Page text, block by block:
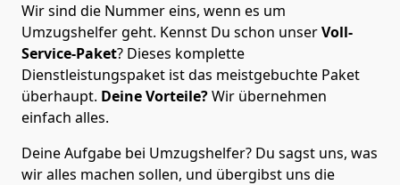
Wir sind die Nummer eins, wenn es um
Umzugshelfer geht. Kennst Du schon unserVoll-
Service-Paket? Dieses komplette
Dienstleistungspaket ist das meistgebuchte Paket
überhaupt. Deine Vorteile?Wir übernehmen
einfach alles.
Deine Aufgabe bei Umzugshelfer? Du sagst uns, was
wir alles machen sollen, und übergibst uns die